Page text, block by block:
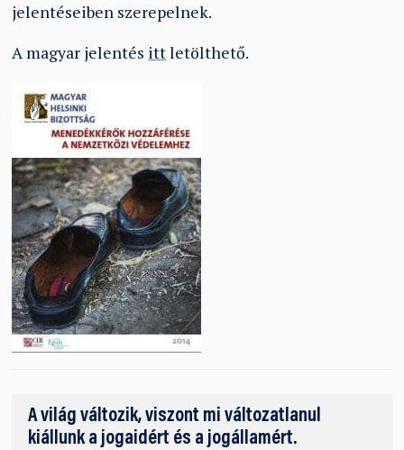
jelentéseiben szerepelnek.
A magyar jelentés ittletölthető.
A világ változik, viszont mi változatlanul
kiállunk a jogaidért és a jogállamért.